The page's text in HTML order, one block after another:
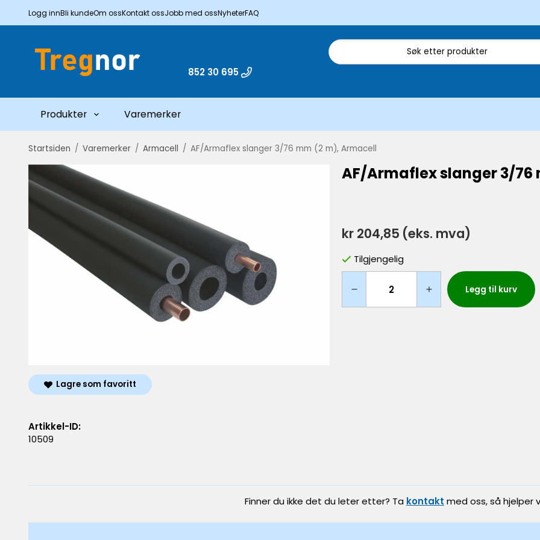
Logg innBli kundeOm ossKontakt ossJobb med ossNyheterFAQ
852 30 695
Produkter Varemerker
Startsiden / Varemerker / Armacell / AF/Armaflex slanger 3/76 mm (2 m), Armacell
AF/Armaflex slanger 3/76
kr 204,85 (eks. mva)
Tilgjengelig
Legg til kurv
Lagre som favoritt
Artikkel-ID:
10509
Finner du ikke det du leter etter? Ta kontakt med oss, så hjelper